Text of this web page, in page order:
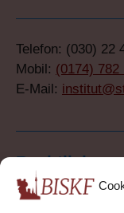
Telefon: (030) 22
Mobil: (0174) 782
E-Mail:
Rechtliches